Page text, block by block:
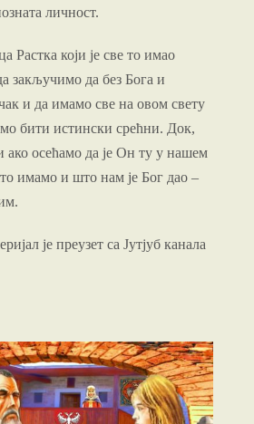
личност.
Растка који је све то имао
закључимо да без Бога и
и да имамо све на овом свету
бити истински срећни. Док,
ако осећамо да је Он ту у нашем
имамо и што нам је Бог дао –
је преузет са Јутјуб канала